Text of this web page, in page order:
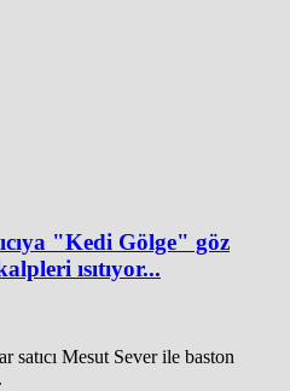
"Kedi Gölge" göz
ısıtıyor...
satıcı Mesut Sever ile baston